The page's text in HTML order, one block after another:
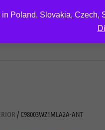
Poland, Slovakia,
/ C98003WZ1MLA2A-ANT